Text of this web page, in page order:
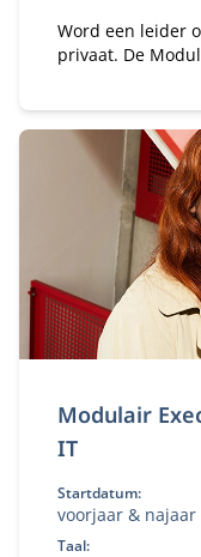
Word een leider
privaat. De
Modulair
IT
Startdatum:
voorjaar & najaar
Taal: